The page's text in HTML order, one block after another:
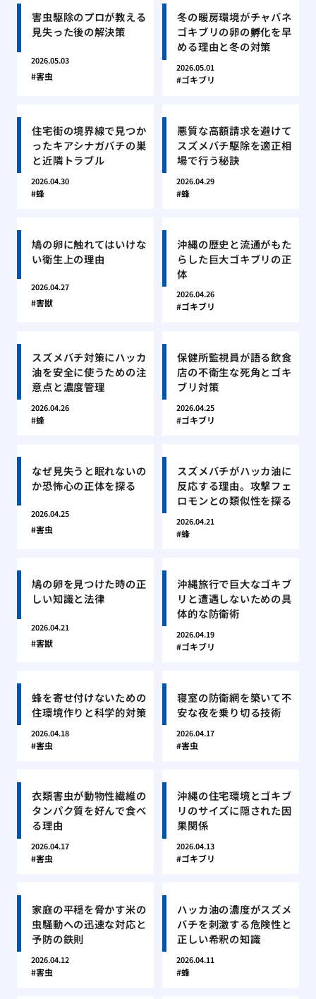
害虫駆除のプロが教える
見失った後の解決策
2026.05.03
害虫
冬の暖房環境がチャバネ
ゴキブリの卵の孵化を早
める理由と冬の対策
2026.05.01
ゴキブリ
住宅街の境界線で見つか
ったキアシナガバチの巣
と近隣トラブル
2026.04.30
蜂
悪質な高額請求を避けて
スズメバチ駆除を適正相
場で行う秘訣
2026.04.29
蜂
鳩の卵に触れてはいけな
い衛生上の理由
2026.04.27
害獣
沖縄の歴史と流通がもた
らした巨大ゴキブリの正
体
2026.04.26
ゴキブリ
スズメバチ対策にハッカ
油を安全に使うための注
意点と濃度管理
2026.04.26
蜂
保健所監視員が語る飲食
店の不衛生な死角とゴキ
ブリ対策
2026.04.25
ゴキブリ
なぜ見失うと眠れないの
か恐怖心の正体を探る
2026.04.25
害虫
スズメバチがハッカ油に
反応する理由。攻撃フェ
ロモンとの類似性を探る
2026.04.21
蜂
鳩の卵を見つけた時の正
しい知識と法律
2026.04.21
害獣
沖縄旅行で巨大なゴキブ
リと遭遇しないための具
体的な防衛術
2026.04.19
ゴキブリ
蜂を寄せ付けないための
住環境作りと科学的対策
2026.04.18
害虫
寝室の防衛網を築いて不
安な夜を乗り切る技術
2026.04.17
害虫
衣類害虫が動物性繊維の
タンパク質を好んで食べ
る理由
2026.04.17
害虫
沖縄の住宅環境とゴキブ
リのサイズに隠された因
果関係
2026.04.13
ゴキブリ
家庭の平穏を脅かす米の
虫騒動への迅速な対応と
予防の鉄則
2026.04.12
害虫
ハッカ油の濃度がスズメ
バチを刺激する危険性と
正しい希釈の知識
2026.04.11
蜂